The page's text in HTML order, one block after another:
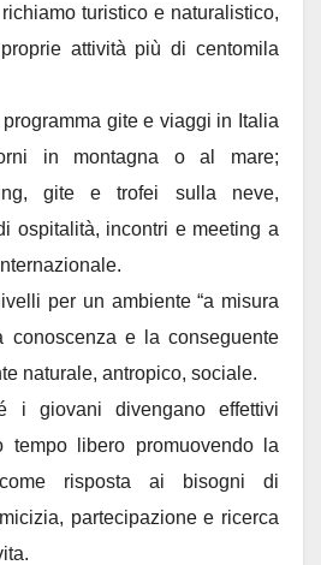
turistico e naturalistico,
attività più di centomila
gite e viaggi in Italia
in montagna o al mare;
gite e trofei sulla neve,
ospitalità, incontri e meeting a
per un ambiente “a misura
conoscenza e la conseguente
naturale, antropico, sociale.
i giovani divengano effettivi
tempo libero promuovendo la
risposta ai bisogni di
partecipazione e ricerca